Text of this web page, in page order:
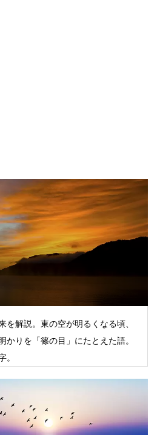
を解説。東の空が明るくなる頃、
かりを「篠の目」にたとえた語。
。